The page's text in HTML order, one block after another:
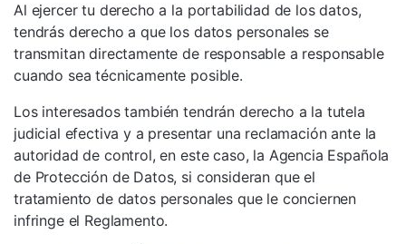
Al ejercer tu derecho a la portabilidad de los datos,
tendrás derecho a que los datos personales se
transmitan directamente de responsable a responsable
cuando sea técnicamente posible.
Los interesados también tendrán derecho a la tutela
judicial efectiva y a presentar una reclamación ante la
autoridad de control, en este caso, la Agencia Española
de Protección de Datos, si consideran que el
tratamiento de datos personales que le conciernen
infringe el Reglamento.